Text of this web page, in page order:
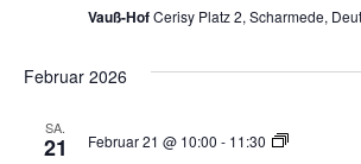
Vauß-HofCerisy Platz 2, Scharmede,
Februar 2026
SA.
21 Februar 21 @ 10:00 - 11:30
Vertikaltuch